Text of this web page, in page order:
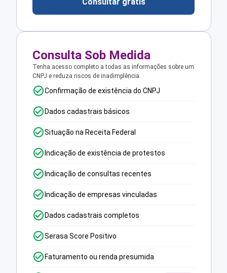
Consultar grátis
Consulta Sob Medida
Tenha acesso completo a todas as informações sobre um
CNPJ e reduza riscos de inadimplência.
Confirmação de existência do CNPJ
Dados cadastrais básicos
Situação na Receita Federal
Indicação de existência de protestos
Indicação de consultas recentes
Indicação de empresas vinculadas
Dados cadastrais completos
Serasa Score Positivo
Faturamento ou renda presumida